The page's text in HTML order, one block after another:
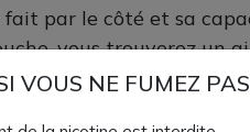
fait par le côté et sa
vous trouverez un
est de format 510.
VOUS NE FUMEZ